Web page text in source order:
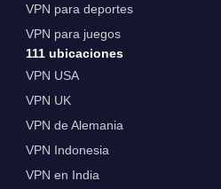
VPN para deportes
VPN para juegos
111 ubicaciones
VPN USA
VPN UK
VPN de Alemania
VPN Indonesia
VPN en India